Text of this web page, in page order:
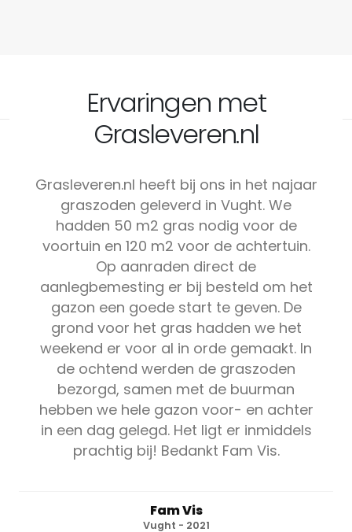
Ervaringen met
Grasleveren.nl
Grasleveren.nl heeft bij ons in het najaar
graszoden geleverd in Vught. We
hadden 50 m2 gras nodig voor de
voortuin en 120 m2 voor de achtertuin.
Op aanraden direct de
aanlegbemesting er bij besteld om het
gazon een goede start te geven. De
grond voor het gras hadden we het
weekend er voor al in orde gemaakt. In
de ochtend werden de graszoden
bezorgd, samen met de buurman
hebben we hele gazon voor- en achter
in een dag gelegd. Het ligt er inmiddels
prachtig bij! Bedankt Fam Vis.
Fam Vis
Vught - 2021